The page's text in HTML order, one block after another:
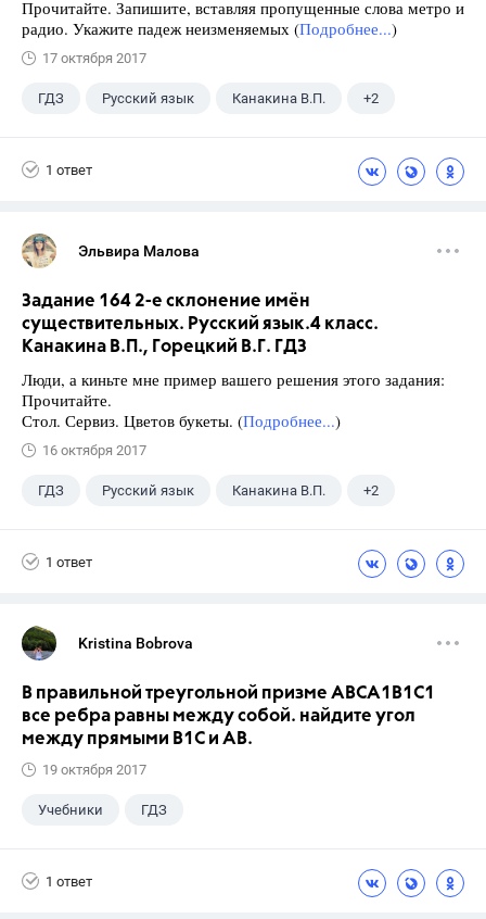
Прочитайте. Запишите, вставляя пропущенные слова метро и
радио. Укажите падеж неизменяемых (Подробнее...)
17 октября 2017
ГДЗ Русский язык Канакина В.П. +2
1 ответ
Эльвира Малова
Задание 164 2-е склонение имён
существительных. Русский язык.4 класс.
Канакина В.П., Горецкий В.Г. ГДЗ
Люди, а киньте мне пример вашего решения этого задания:
Прочитайте.
Стол. Сервиз. Цветов букеты. (Подробнее...)
16 октября 2017
ГДЗ Русский язык Канакина В.П. +2
1 ответ
Kristina Bobrova
В правильной треугольной призме АВСA1В1С1
все ребра равны между собой. найдите угол
между прямыми В1С и АВ.
19 октября 2017
Учебники ГДЗ
1 ответ